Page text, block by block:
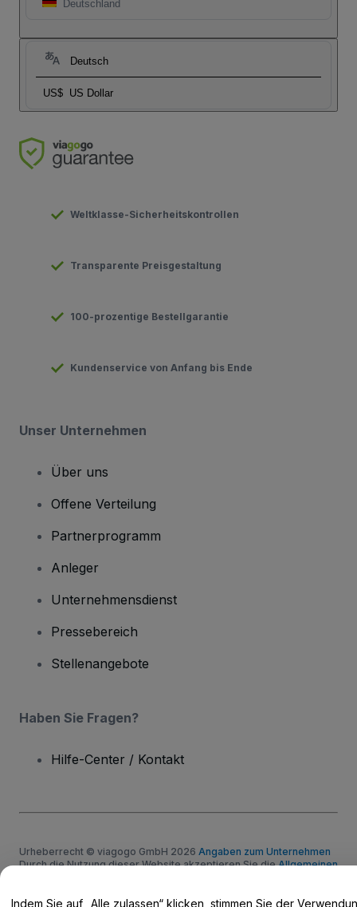
Deutschland
Deutsch
US$ US Dollar
Weltklasse-Sicherheitskontrollen
Transparente Preisgestaltung
100-prozentige Bestellgarantie
Kundenservice von Anfang bis Ende
Unser Unternehmen
Über uns
Offene Verteilung
Partnerprogramm
Anleger
Unternehmensdienst
Pressebereich
Stellenangebote
Haben Sie Fragen?
Hilfe-Center / Kontakt
Urheberrecht © viagogo GmbH 2026 Angaben zum Unternehmen
Durch die Nutzung dieser Website akzeptieren Sie dieAllgemeinen
Keine Weitergabe meiner personenbezogenen Daten/Ihre
Indem Sie auf „Alle zulassen“ klicken, stimmen Sie der